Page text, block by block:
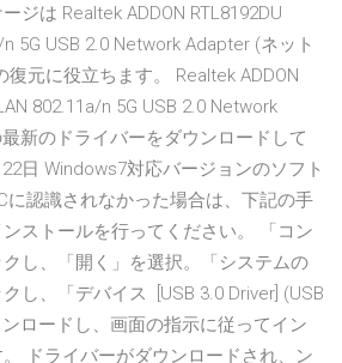
ジは Realtek ADDON RTL8192DU
5G USB 2.0 Network Adapter (ネット
元に役立ちます。 Realtek ADDON
802.11a/n 5G USB 2.0 Network
新のドライバーをダウンロードして
日 Windows7対応バージョンのソフト
に認識されなかった場合は、下記の手
ストールを行ってください。 「コン
し、「開く」を選択。「システムの
し、「デバイス [USB 3.0 Driver] (USB
ロードし、画面の指示に従ってイン
ドライバーがダウンロードされ、ン